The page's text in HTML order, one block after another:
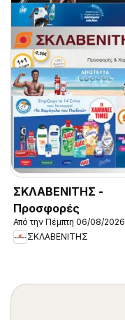
ΣΚΛΑΒΕΝΙΤΗΣ -
Προσφορές
Από την Πέμπτη 06/08/2026
ΣΚΛΑΒΕΝΙΤΗΣ